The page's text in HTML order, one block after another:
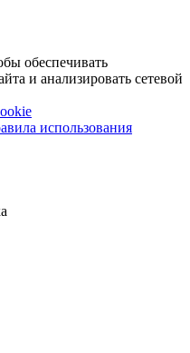
обеспечивать
и анализировать сетевой
использования